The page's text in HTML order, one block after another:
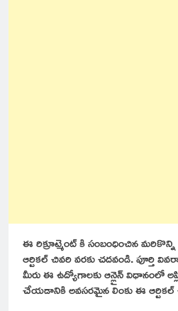
ఈ రిక్రూట్మెంట్ కి సంబంధించిన
ఆర్టికల్ చివరి వరకు చదవండి. పూర్తి
మీరు ఈ ఉద్యోగాలకు ఆన్లైన్ విధానంలో
చేయడానికి అవసరమైన లింకు ఈ